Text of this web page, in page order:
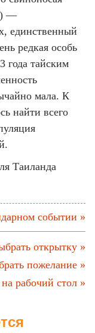
—
единственный
редкая особь
года тайским
мала. К
найти всего
Таиланда
событии »
открытку »
пожелание »
рабочий стол »